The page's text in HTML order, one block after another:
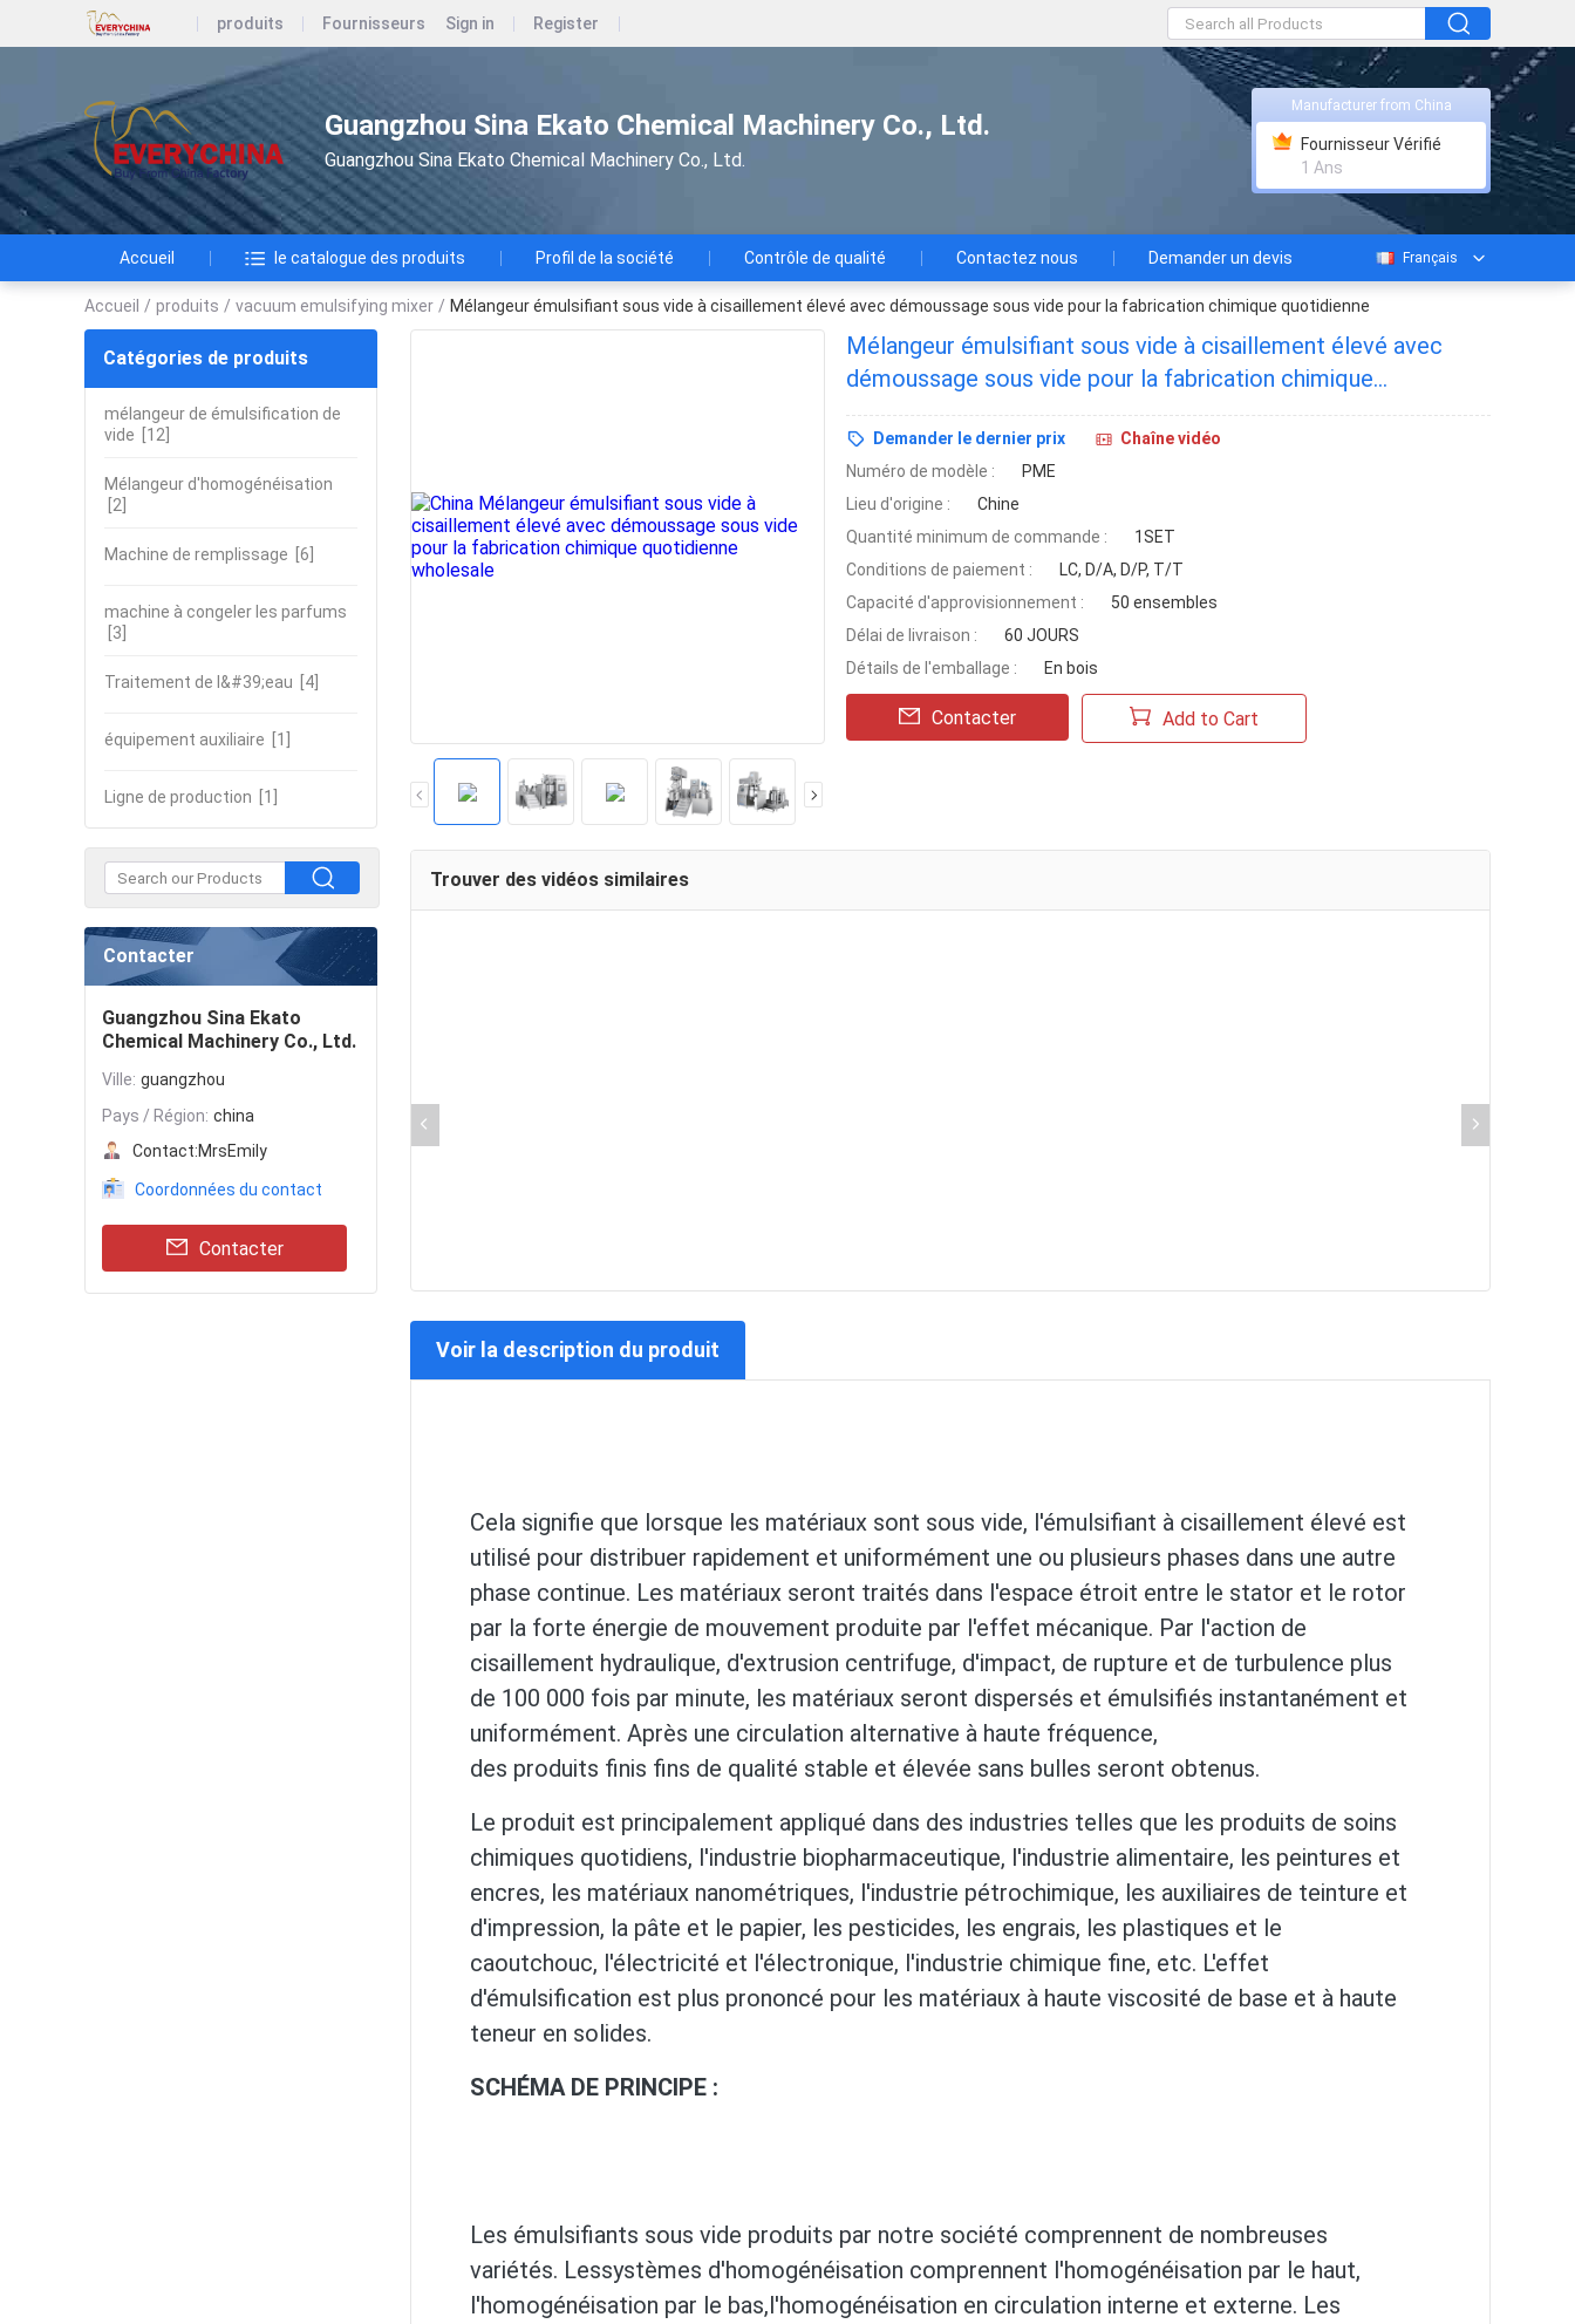
produits Fournisseurs Sign in Register
Guangzhou Sina Ekato Chemical Machinery Co., Ltd.
Guangzhou Sina Ekato Chemical Machinery Co., Ltd.
Manufacturer from China
Fournisseur Vérifié
1 Ans
Accueil le catalogue des produits Profil de la société Contrôle de qualité Contactez nous Demander un devis Français
Accueil / produits / vacuum emulsifying mixer / Mélangeur émulsifiant sous vide à cisaillement élevé avec démoussage sous vide pour la fabrication chimique quotidienne
Catégories de produits
mélangeur de émulsification de
vide [12]
Mélangeur d'homogénéisation
[2]
Machine de remplissage [6]
machine à congeler les parfums
[3]
Traitement de l&#39;eau [4]
équipement auxiliaire [1]
Ligne de production [1]
Contacter
Guangzhou Sina Ekato
Chemical Machinery Co., Ltd.
Ville: guangzhou
Pays / Région: china
Contact:MrsEmily
Coordonnées du contact
Contacter
Mélangeur émulsifiant sous vide à cisaillement élevé avec
démoussage sous vide pour la fabrication chimique
quotidienne
Demander le dernier prix
Chaîne vidéo
Numéro de modèle :
PME
Lieu d'origine :
Chine
Quantité minimum de commande :
1SET
Conditions de paiement :
LC, D/A, D/P, T/T
Capacité d'approvisionnement :
50 ensembles
Délai de livraison :
60 JOURS
Détails de l'emballage :
En bois
Contacter Add to Cart
Trouver des vidéos similaires
Voir la description du produit
Cela signifie que lorsque les matériaux sont sous vide, l'émulsifiant à cisaillement élevé est
utilisé pour distribuer rapidement et uniformément une ou plusieurs phases dans une autre
phase continue. Les matériaux seront traités dans l'espace étroit entre le stator et le rotor
par la forte énergie de mouvement produite par l'effet mécanique. Par l'action de
cisaillement hydraulique, d'extrusion centrifuge, d'impact, de rupture et de turbulence plus
de 100 000 fois par minute, les matériaux seront dispersés et émulsifiés instantanément et
uniformément. Après une circulation alternative à haute fréquence,
des produits finis fins de qualité stable et élevée sans bulles seront obtenus.
Le produit est principalement appliqué dans des industries telles que les produits de soins
chimiques quotidiens, l'industrie biopharmaceutique, l'industrie alimentaire, les peintures et
encres, les matériaux nanométriques, l'industrie pétrochimique, les auxiliaires de teinture et
d'impression, la pâte et le papier, les pesticides, les engrais, les plastiques et le
caoutchouc, l'électricité et l'électronique, l'industrie chimique fine, etc. L'effet
d'émulsification est plus prononcé pour les matériaux à haute viscosité de base et à haute
teneur en solides.
SCHÉMA DE PRINCIPE :
Les émulsifiants sous vide produits par notre société comprennent de nombreuses
variétés. Lessystèmes d'homogénéisation comprennent l'homogénéisation par le haut,
l'homogénéisation par le bas,l'homogénéisation en circulation interne et externe. Les